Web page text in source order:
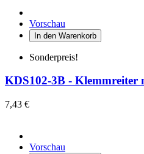
Vorschau
In den Warenkorb
Sonderpreis!
KDS102-3B - Klemmreiter
7,43 €
Vorschau